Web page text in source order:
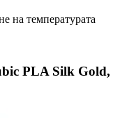
на температурата
PLA Silk Gold,